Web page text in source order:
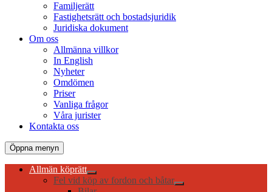
Familjerätt
Fastighetsrätt och bostadsjuridik
Juridiska dokument
Om oss
Allmänna villkor
In English
Nyheter
Omdömen
Priser
Vanliga frågor
Våra jurister
Kontakta oss
Öppna menyn
Allmän köprätt
Fel vid köp av fordon och båtar